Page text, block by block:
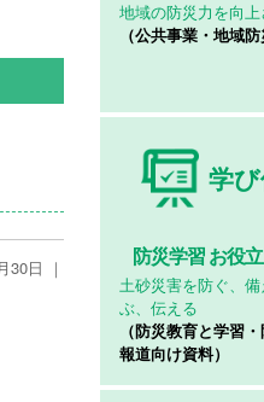
30日 ｜
地域の防災力を向
（公共事業・地域防
学
防災学習お役
土砂災害を防ぐ、
ぶ、伝える
（防災教育と学習
報道向け資料）